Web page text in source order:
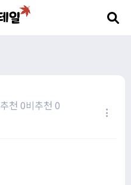
추천 0비추천 0